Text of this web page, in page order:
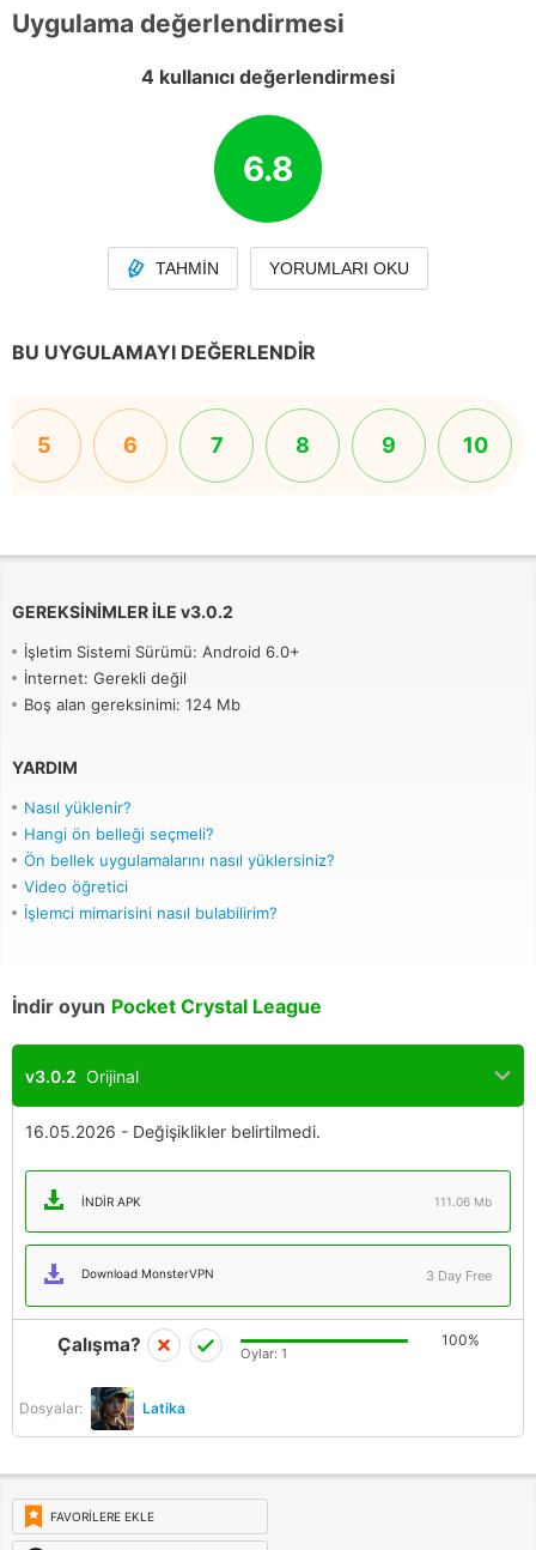
Uygulama değerlendirmesi
4 kullanıcı değerlendirmesi
6.8
TAHMIN YORUMLARI OKU
BU UYGULAMAYI DEĞERLENDIR
5 6 7 8 9 10
GEREKSINIMLER ILE v3.0.2
İşletim Sistemi Sürümü: Android 6.0+
İnternet: Gerekli değil
Boş alan gereksinimi: 124 Mb
YARDIM
Nasıl yüklenir?
Hangi ön belleği seçmeli?
Ön bellek uygulamalarını nasıl yüklersiniz?
Video öğretici
İşlemci mimarisini nasıl bulabilirim?
İndir oyun Pocket Crystal League
v3.0.2 Orijinal
16.05.2026 - Değişiklikler belirtilmedi.
İNDIR APK 111.06 Mb
Download MonsterVPN 3 Day Free
Dosyalar: Latika
Çalışma? 100%
Oylar: 1
FAVORILERE EKLE